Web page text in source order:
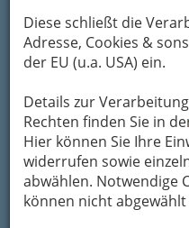
Diese schließt die
Adresse, Cookies &
der EU (u.a. USA) ein.
Details zur
Rechten finden Sie in
Hier können Sie Ihre
widerrufen sowie
abwählen. Notwendige
können nicht
Beschwerden
Landesinnung der
WKO. Dazu gehören
A wie Augenoptiker
Details über die
Berufsgruppen,
wichtig sind